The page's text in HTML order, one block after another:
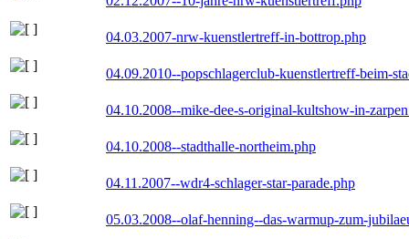
04.03.2007-nrw-kuenstlertreff-in-bottrop.php
04.09.2010--popschlagerclub-kuenstlertreff-beim-
04.10.2008--mike-dee-s-original-kultshow-in-
04.10.2008--stadthalle-northeim.php
04.11.2007--wdr4-schlager-star-parade.php
05.03.2008--olaf-henning--das-warmup-zum-